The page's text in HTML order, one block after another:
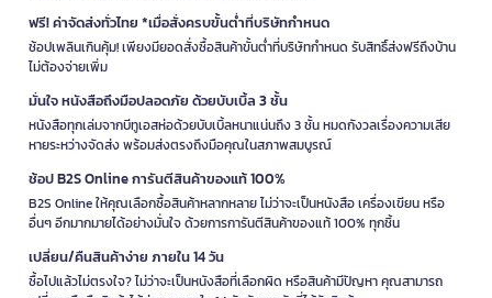
ฟรี! ค่าจัดส่งทั่วไทย *เมื่อสั่งครบขั้นต่ำที่บริษัทกำหนด
ช้อปเพลินเกินคุ้ม! เพียงมียอดสั่งซื้อสินค้าขั้นต่ำที่บริษัทกำหนด รับสิทธิ์ส่งฟรีถึงบ้าน
ไม่ต้องจ่ายเพิ่ม
มั่นใจ หนังสือถึงมือปลอดภัย ด้วยบับเบิ้ล 3 ชั้น
หนังสือทุกเล่มจากบีทูเอสห่อด้วยบับเบิ้ลหนาแน่นถึง 3 ชั้น หมดกังวลเรื่องความเสีย
หายระหว่างจัดส่ง พร้อมส่งตรงถึงมือคุณในสภาพสมบูรณ์
ช้อป B2S Online การันตีสินค้าของแท้ 100%
B2S Online ให้คุณเลือกซื้อสินค้าหลากหลาย ไม่ว่าจะเป็นหนังสือ เครื่องเขียน หรือ
อื่นๆ อีกมากมายได้อย่างมั่นใจ ด้วยการการันตีสินค้าของแท้ 100% ทุกชิ้น
เปลี่ยน/คืนสินค้าง่าย ภายใน 14 วัน
ซื้อไปแล้วไม่ตรงใจ? ไม่ว่าจะเป็นหนังสือที่เลือกผิด หรือสินค้ามีปัญหา คุณสามารถ